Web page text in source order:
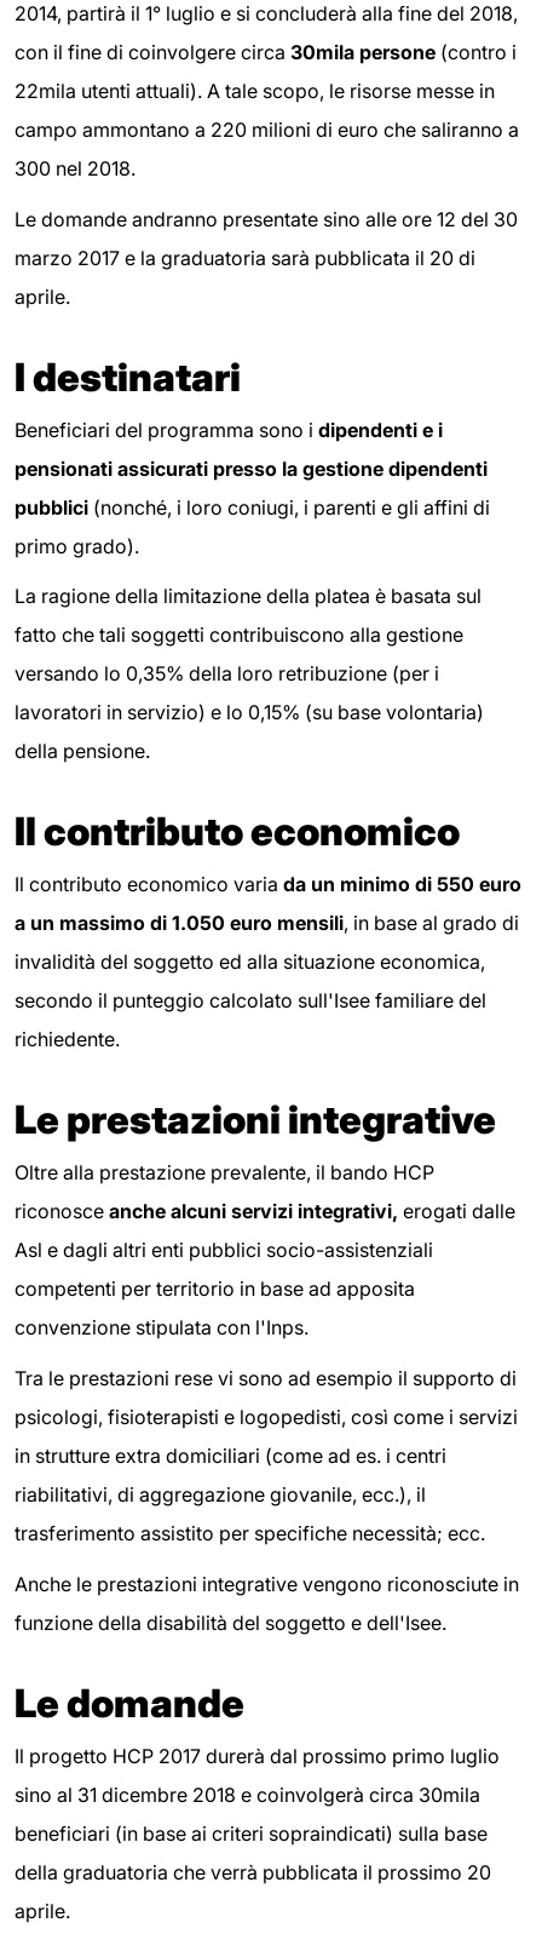
2014, partirà il 1° luglio e si concluderà alla fine del 2018,
con il fine di coinvolgere circa 30mila persone (contro i
22mila utenti attuali). A tale scopo, le risorse messe in
campo ammontano a 220 milioni di euro che saliranno a
300 nel 2018.
Le domande andranno presentate sino alle ore 12 del 30
marzo 2017 e la graduatoria sarà pubblicata il 20 di
aprile.
I destinatari
Beneficiari del programma sono i dipendenti e i
pensionati assicurati presso la gestione dipendenti
pubblici (nonché, i loro coniugi, i parenti e gli affini di
primo grado).
La ragione della limitazione della platea è basata sul
fatto che tali soggetti contribuiscono alla gestione
versando lo 0,35% della loro retribuzione (per i
lavoratori in servizio) e lo 0,15% (su base volontaria)
della pensione.
Il contributo economico
Il contributo economico varia da un minimo di 550 euro
a un massimo di 1.050 euro mensili, in base al grado di
invalidità del soggetto ed alla situazione economica,
secondo il punteggio calcolato sull'Isee familiare del
richiedente.
Le prestazioni integrative
Oltre alla prestazione prevalente, il bando HCP
riconosce anche alcuni servizi integrativi, erogati dalle
Asl e dagli altri enti pubblici socio-assistenziali
competenti per territorio in base ad apposita
convenzione stipulata con l'Inps.
Tra le prestazioni rese vi sono ad esempio il supporto di
psicologi, fisioterapisti e logopedisti, così come i servizi
in strutture extra domiciliari (come ad es. i centri
riabilitativi, di aggregazione giovanile, ecc.), il
trasferimento assistito per specifiche necessità; ecc.
Anche le prestazioni integrative vengono riconosciute in
funzione della disabilità del soggetto e dell'Isee.
Le domande
Il progetto HCP 2017 durerà dal prossimo primo luglio
sino al 31 dicembre 2018 e coinvolgerà circa 30mila
beneficiari (in base ai criteri sopraindicati) sulla base
della graduatoria che verrà pubblicata il prossimo 20
aprile.